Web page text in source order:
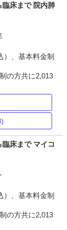
臨床まで 院内肺
）、基本料金制
の方共に2,013
臨床まで マイコ
）、基本料金制
の方共に2,013